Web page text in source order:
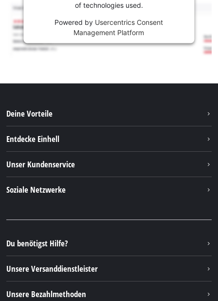
of technologies used.
Powered by Usercentrics Consent
Management Platform
Deine Vorteile
Entdecke Einhell
Nachhaltigkeit
Unser Kundenservice
FAQs
Rücksendungen / Widerruf
Verpackungsrichtlinien
Hinweise zur Batterieentsorgung
Soziale Netzwerke
Instagram
TikTok
Pinterest
Linkedin
Du benötigst Hilfe?
Unsere Versanddienstleister
Unsere Bezahlmethoden